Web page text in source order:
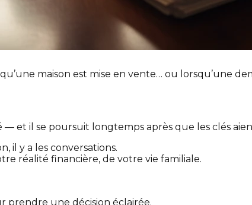
maison est mise en vente… ou lorsqu’une
et il se poursuit longtemps après que les clés
il y a les conversations.
réalité financière, de votre vie familiale.
prendre une décision éclairée.